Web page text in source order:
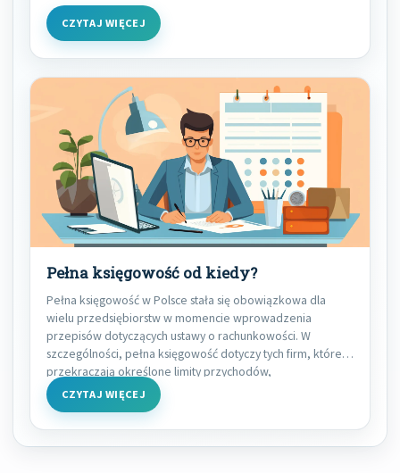
CZYTAJ WIĘCEJ
Pełna księgowość od kiedy?
Pełna księgowość w Polsce stała się obowiązkowa dla
wielu przedsiębiorstw w momencie wprowadzenia
przepisów dotyczących ustawy o rachunkowości. W
szczególności, pełna księgowość dotyczy tych firm, które
przekraczają określone limity przychodów,
CZYTAJ WIĘCEJ